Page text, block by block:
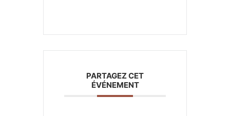
PARTAGEZ CET
ÉVÉNEMENT